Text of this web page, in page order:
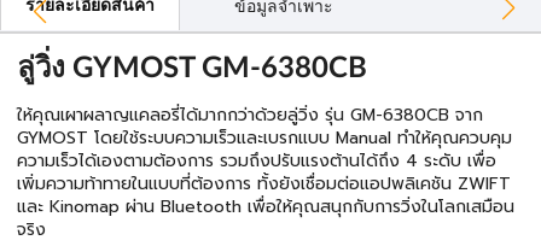
รายละเอียดสินค้า ข้อมูลจำเพาะ
ลู่วิ่ง GYMOST GM-6380CB
ให้คุณเผาผลาญแคลอรี่ได้มากกว่าด้วยลู่วิ่ง รุ่น GM-6380CB จาก
GYMOST โดยใช้ระบบความเร็วและเบรกแบบ Manual ทำให้คุณควบคุม
ความเร็วได้เองตามต้องการ รวมถึงปรับแรงต้านได้ถึง 4 ระดับ เพื่อ
เพิ่มความท้าทายในแบบที่ต้องการ ทั้งยังเชื่อมต่อแอปพลิเคชัน ZWIFT
และ Kinomap ผ่าน Bluetooth เพื่อให้คุณสนุกกับการวิ่งในโลกเสมือน
จริง